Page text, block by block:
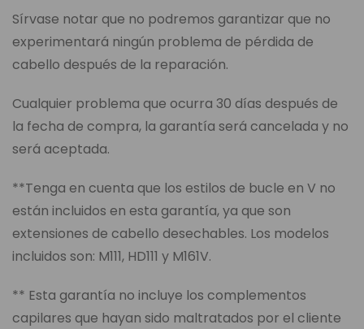
Sírvase notar que no podremos garantizar que no
experimentará ningún problema de pérdida de
cabello después de la reparación.
Cualquier problema que ocurra 30 días después de
la fecha de compra, la garantía será cancelada y no
será aceptada.
**Tenga en cuenta que los estilos de bucle en V no
están incluidos en esta garantía, ya que son
extensiones de cabello desechables. Los modelos
incluidos son: M111, HD111 y M161V.
** Esta garantía no incluye los complementos
capilares que hayan sido maltratados por el cliente